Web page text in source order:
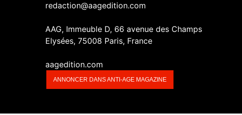
redaction@aagedition.com
AAG, Immeuble D, 66 avenue des Champs
Elysées, 75008 Paris, France
aagedition.com
ANNONCER DANS ANTI-AGE MAGAZINE